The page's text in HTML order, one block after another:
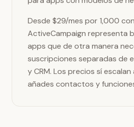
Desde $29/mes por 1,000
ActiveCampaign representa
apps que de otra manera
suscripciones separadas de
y CRM. Los precios sí
añades contactos y